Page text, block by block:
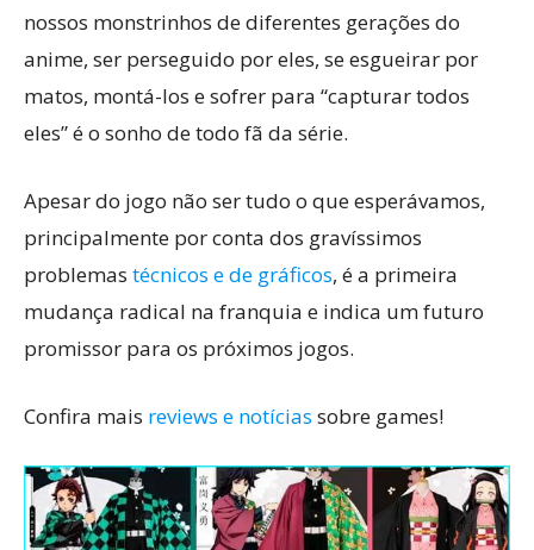
nossos monstrinhos de diferentes gerações do
anime, ser perseguido por eles, se esgueirar por
matos, montá-los e sofrer para “capturar todos
eles” é o sonho de todo fã da série.
Apesar do jogo não ser tudo o que esperávamos,
principalmente por conta dos gravíssimos
problemas técnicos e de gráficos, é a primeira
mudança radical na franquia e indica um futuro
promissor para os próximos jogos.
Confira mais reviews e notícias sobre games!